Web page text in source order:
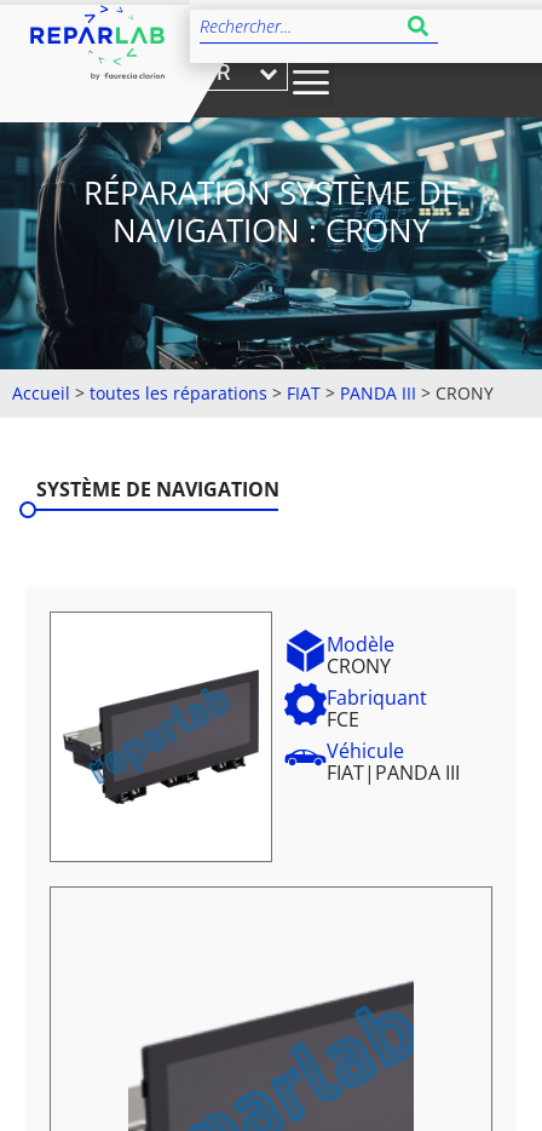
FR
RÉPARATION SYSTÈME DE
NAVIGATION : CRONY
Accueil > toutes les réparations > FIAT > PANDA III > CRONY
SYSTÈME DE NAVIGATION
Modèle
CRONY
Fabriquant
FCE
Véhicule
FIAT| PANDA III